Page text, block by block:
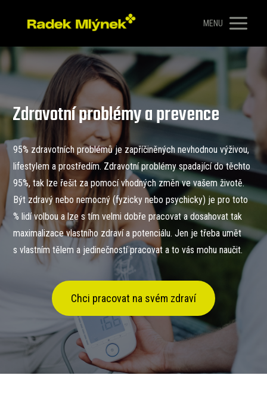
MENU
Zdravotní problémy a prevence
95% zdravotních problémů je zapříčiněných nevhodnou výživou,
lifestylem a prostředím. Zdravotní problémy spadající do těchto
95%, tak lze řešit za pomocí vhodných změn ve vašem životě.
Být zdravý nebo nemocný (fyzicky nebo psychicky) je pro toto
% lidí volbou a lze s tím velmi dobře pracovat a dosahovat tak
maximalizace vlastního zdraví a potenciálu. Jen je třeba umět
s vlastním tělem a jedinečností pracovat a to vás mohu naučit.
Chci pracovat na svém zdraví